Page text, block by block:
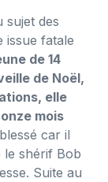
des
issue fatale
de 14
de Noël,
elle
mois
car il
le shérif Bob
Suite au